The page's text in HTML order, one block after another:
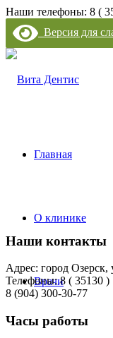
Наши телефоны: 8 (
Версия для
Главная
О клинике
Врачи
Наши контакты
Адрес: город
Телефоны: 8 ( 35130 )
8 (904) 300-30-77
Часы работы